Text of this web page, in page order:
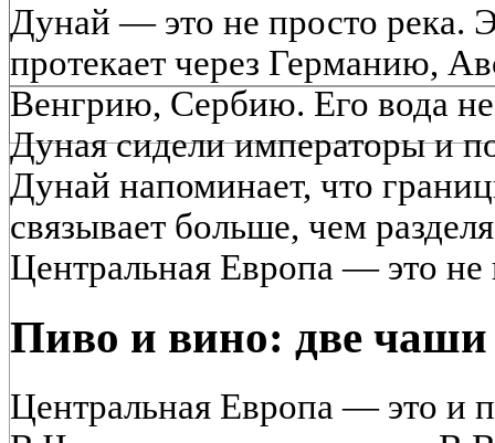
Дунай — это не просто река.
протекает через Германию,
Венгрию, Сербию. Его вода
Дуная сидели императоры и
Дунай напоминает, что
связывает больше, чем
Центральная Европа — это не
Пиво и вино: две чаши
Центральная Европа — это и